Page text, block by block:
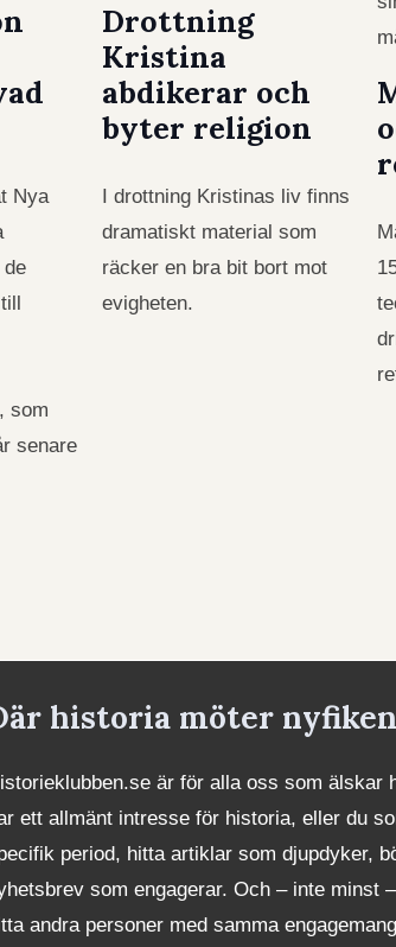
Nya
de
som
senare
Drottning
Kristina
abdikerar och
byter religion
I drottning Kristinas liv finns
dramatiskt material som
räcker en bra bit bort mot
evigheten.
historia möter
är för alla oss som älskar
ett allmänt intresse för historia, eller du
period, hitta artiklar som djupdyker,
som engagerar. Och – inte minst
andra personer med samma